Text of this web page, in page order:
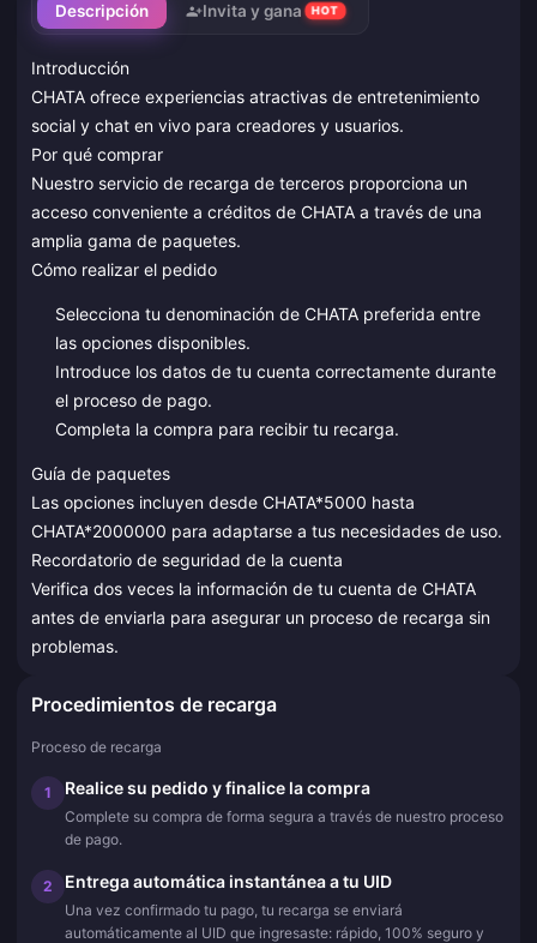
Descripción Invita y gana HOT
Introducción
CHATA ofrece experiencias atractivas de entretenimiento
social y chat en vivo para creadores y usuarios.
Por qué comprar
Nuestro servicio de recarga de terceros proporciona un
acceso conveniente a créditos de CHATA a través de una
amplia gama de paquetes.
Cómo realizar el pedido
Selecciona tu denominación de CHATA preferida entre
las opciones disponibles.
Introduce los datos de tu cuenta correctamente durante
el proceso de pago.
Completa la compra para recibir tu recarga.
Guía de paquetes
Las opciones incluyen desde CHATA*5000 hasta
CHATA*2000000 para adaptarse a tus necesidades de uso.
Recordatorio de seguridad de la cuenta
Verifica dos veces la información de tu cuenta de CHATA
antes de enviarla para asegurar un proceso de recarga sin
problemas.
Procedimientos de recarga
Proceso de recarga
1 Realice su pedido y finalice la compra
Complete su compra de forma segura a través de nuestro proceso
de pago.
2 Entrega automática instantánea a tu UID
Una vez confirmado tu pago, tu recarga se enviará
automáticamente al UID que ingresaste: rápido, 100% seguro y